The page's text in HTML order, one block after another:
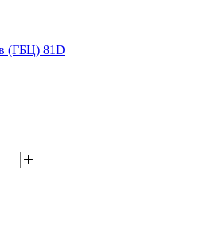
(ГБЦ) 81D